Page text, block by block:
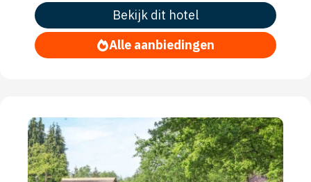
Bekijk dit hotel
Alle aanbiedingen